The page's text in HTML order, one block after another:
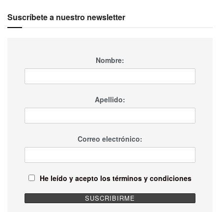
Suscríbete a nuestro newsletter
Nombre:
Apellido:
Correo electrónico:
He leído y acepto los términos y condiciones